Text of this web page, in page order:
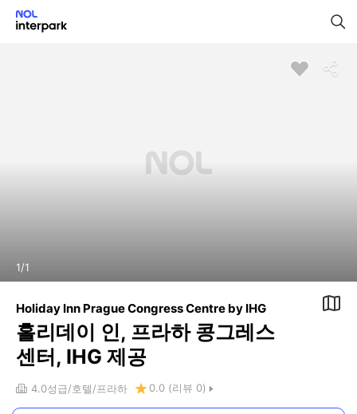
1/1
Holiday Inn Prague Congress Centre by IHG
홀리데이 인, 프라하 콩그레스
센터, IHG 제공
4.0성급 호텔 프라하 0.0 (리뷰 0)